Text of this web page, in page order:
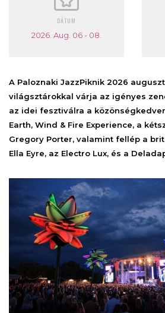
DÁTUM
2026. Aug. 06 - 08.
A Paloznaki JazzPiknik 2026
világsztárokkal várja az igényes
az idei fesztiválra a
Earth, Wind & Fire Experience, a
Gregory Porter, valamint fellép a
Ella Eyre, az Electro Lux, és a